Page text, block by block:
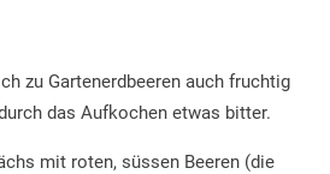
zu Gartenerdbeeren auch fruchtig
das Aufkochen etwas bitter.
mit roten, süssen Beeren (die